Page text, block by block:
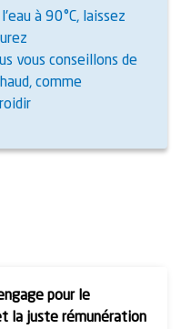
à 90°C, laissez
vous conseillons de
comme
pour le
la juste rémunération